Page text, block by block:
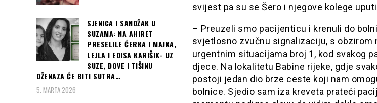
svijest pa su se Šero i njegove kolege
– Preuzeli smo pacijenticu i krenuli do
svjetlosno zvučnu signalizaciju, s obzirom
urgentnim situacijama broj 1, kod svakog
djece. Na lokalitetu Babine rijeke, gdje
postoji jedan dio brze ceste koji nam
bolnice. Sjedio sam iza kreveta prateći
SJENICA I SANDŽAK U
SUZAMA: NA AHIRET
PRESELILE ĆERKA I MAJKA,
LEJLA I EDISA KARIŠIK- UZ
SUZE, DOVE I TIŠINU
DŽENAZA ĆE BITI SUTRA…
5. MARTA 2026